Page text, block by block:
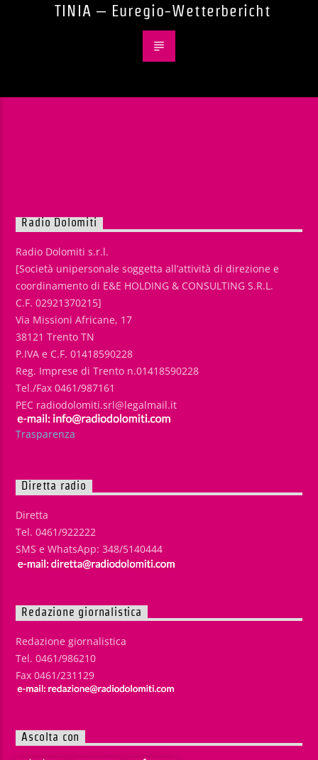
TINIA – Euregio-Wetterbericht
Radio Dolomiti
Radio Dolomiti s.r.l.
[Società unipersonale soggetta all’attività di direzione e
coordinamento di E&E HOLDING & CONSULTING S.R.L.
C.F. 02921370215]
Via Missioni Africane, 17
38121 Trento TN
P.IVA e C.F. 01418590228
Reg. Imprese di Trento n.01418590228
Tel./Fax 0461/987161
PEC radiodolomiti.srl@legalmail.it
Trasparenza
Diretta radio
Diretta
Tel. 0461/922222
SMS e WhatsApp: 348/5140444
Redazione giornalistica
Redazione giornalistica
Tel. 0461/986210
Fax 0461/231129
Ascolta con